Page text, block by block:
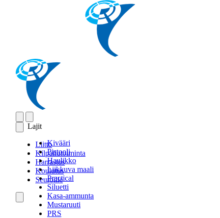
Lajit
Kivääri
Pistooli
Haulikko
Liikkuva maali
Practical
Siluetti
Kasa-ammunta
Mustaruuti
PRS
Liitto
Kilpailutoiminta
Harrastus
Koulutus
Seuroille